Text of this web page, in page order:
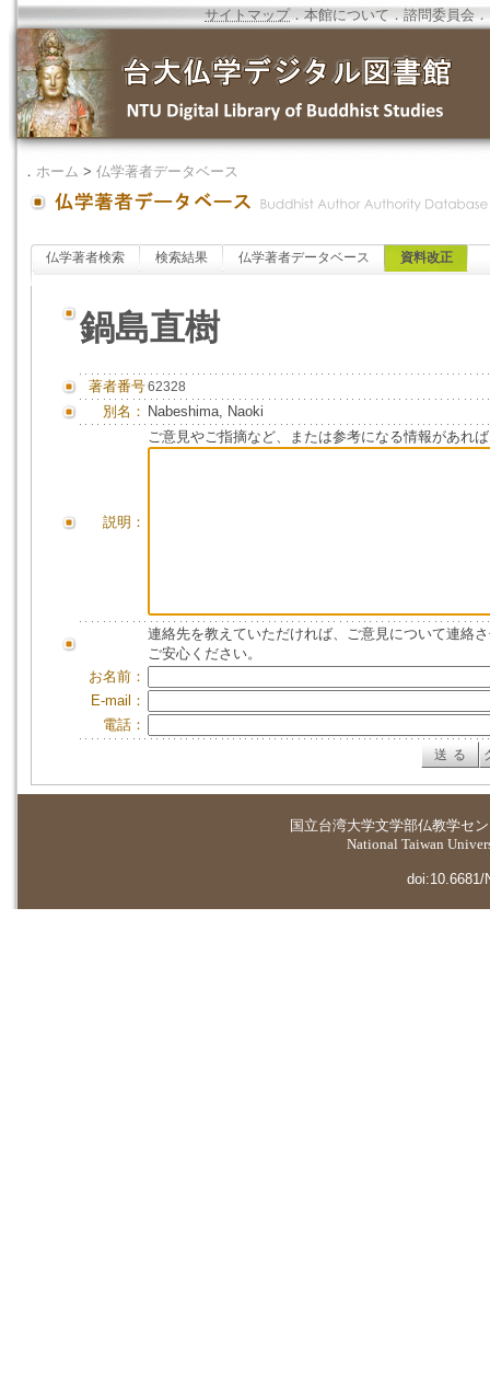
サイトマップ．本館について ．諮問委員会 ．
． ホーム > 仏学著者データベース
仏学著者検索 検索結果 仏学著者データベース 資料改正
鍋島直樹
著者番号62328
別名： Nabeshima, Naoki
説明：
ご意見やご指摘など、または参考になる情報があれ
連絡先を教えていただければ、ご意見について連絡
ご安心ください。
お名前：
E-mail：
電話：
国立台湾大学文学部仏教学セ
National Taiwan
doi:10.6681/